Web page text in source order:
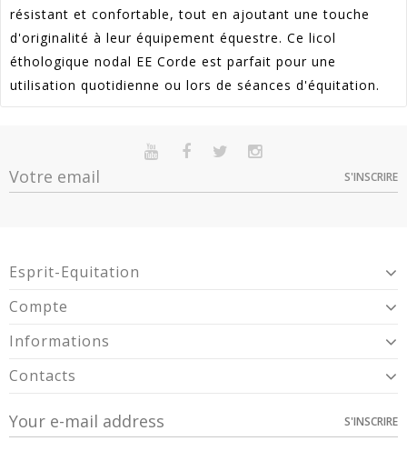
résistant et confortable, tout en ajoutant une touche
d'originalité à leur équipement équestre. Ce licol
éthologique nodal EE Corde est parfait pour une
utilisation quotidienne ou lors de séances d'équitation.
Garantie
Sur commande Indisponible
Option
Dispo
93470141.0003
93470141.0002
S'INSCRIRE
Esprit-Equitation
Compte
Informations
Contacts
S'INSCRIRE